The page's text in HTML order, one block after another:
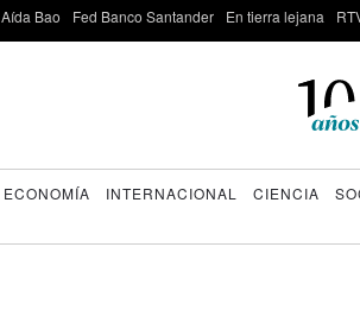
Aída Bao Fed Banco Santander En tierra lejana
ECONOMÍA INTERNACIONAL CIENCIA